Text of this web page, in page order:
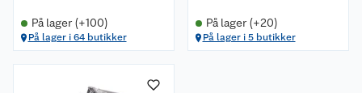
På lager (+100)
På lager i 64 butikker
På lager (+20)
På lager i 5 butikker
Kundeservice
Om oss
Nyheter